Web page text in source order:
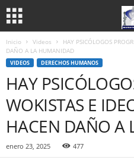
Inicio Videos
HAY PSICÓLOGOS
DAÑO A LA HUMANIDAD
VIDEOS DERECHOS HUMANOS
HAY
WOKISTAS E
HACEN DAÑO A
enero 23, 2025 477